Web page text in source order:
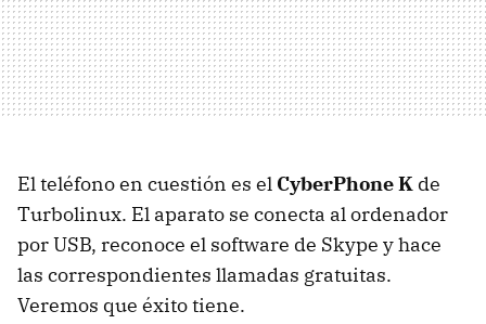
El teléfono en cuestión es el CyberPhone K de
Turbolinux. El aparato se conecta al ordenador
por USB, reconoce el software de Skype y hace
las correspondientes llamadas gratuitas.
Veremos que éxito tiene.